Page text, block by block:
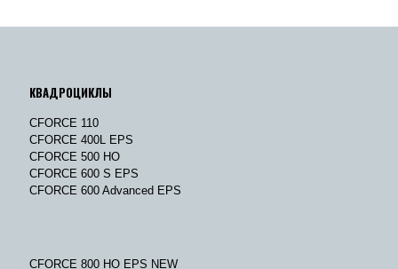
КВАДРОЦИКЛЫ
CFORCE 110
CFORCE 400L EPS
CFORCE 500 HO
CFORCE 600 S EPS
CFORCE 600 Advanced EPS
CFORCE 800 HO EPS NEW